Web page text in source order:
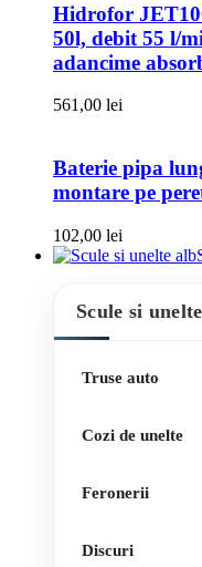
Hidrofor
50l, debit 55 l/
adancime
561,00 lei
Baterie pipa
montare pe
102,00 lei
Scule si unelte
Truse auto
Cozi de unelte
Feronerii
Discuri